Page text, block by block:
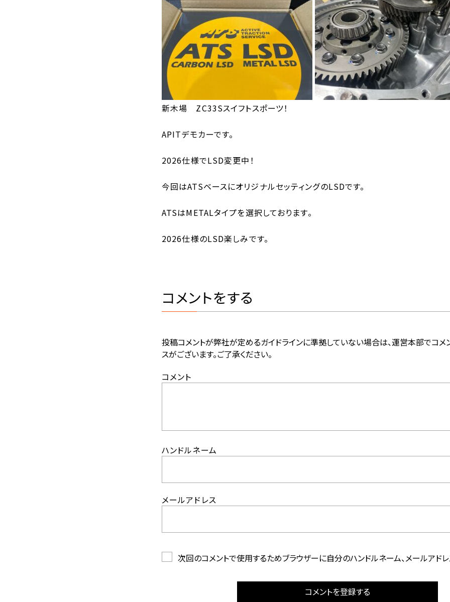
新木場 ZC33Sスイフトスポーツ！
APITデモカーです。
2026仕様でLSD変更中！
今回はATSベースにオリジナルセッティングのLSDです。
ATSはMETALタイプを選択しております。
2026仕様のLSD楽しみです。
コメントをする
投稿コメントが弊社が定めるガイドラインに準拠していない場合は、運営本部でコメ
スがございます。ご了承ください。
コメント
ハンドルネーム
メールアドレス
次回のコメントで使用するためブラウザーに自分のハンドルネーム、メールアドレ
コメントを登録する